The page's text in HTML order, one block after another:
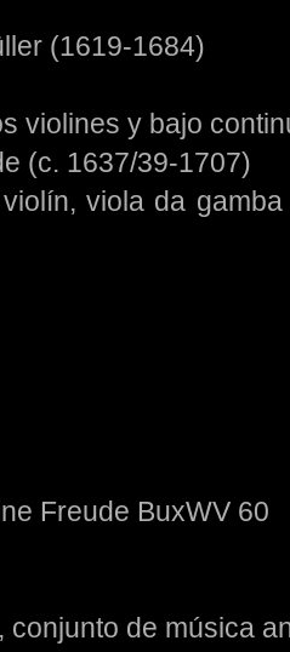
(1619-1684)
violines y bajo
(c. 1637/39-1707)
viola da
Freude BuxWV 60
conjunto de música